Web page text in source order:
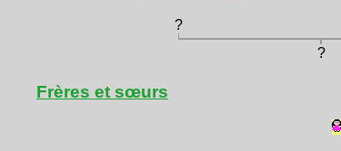
?
?
Frères et sœurs